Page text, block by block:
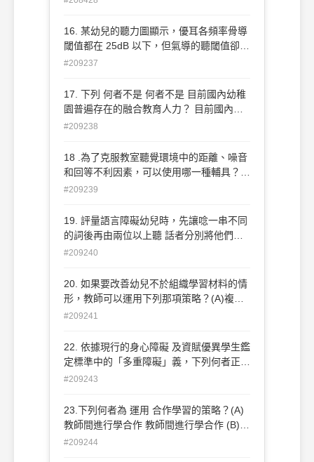
體適能訓練
16. 某幼兒的聽力圖顯示，優耳各頻率骨導
閾值都在 25dB 以下，但氣導的聽閾值卻都
達 45dB 左右，請問該幼兒最可能有何種類
音性聽覺障礙 (C) 混合性聽覺障礙 (D)非聽
覺障礙
#209237
17. 下列 何者不是 何者不是 目前國內幼稚
園普遍存在的融合教育人力？ 目前國內幼
稚園普遍存在的融合教育人力？ (A)普通班
班教師
#209238
18 .為了克服教室聽覺環境中的距離、噪音
和回等不利因素，可以使用哪一種輔具？
為了克服教室聽覺環境中的距離、噪音和回
位助聽器 (B)FM調頻系統 (C) 類比式助聽
器 (D)電腦語音溝通 板
#209239
19. 評量語言障礙幼兒時，先讓唸一串不同
的詞後再由兩位以上聽 話者分別將他們所
到的記下來，以測量聽話者所吸取正確訊息
韻覺識 (B)對話技巧 (C) 說話清晰度 (D)構
音錯誤類型
#209240
20. 如果要改善幼兒不於組織學習材料的情
形，教師可以運用下列那項策略？(A)複習
(B)增強 (C) 過度學習 (D)類聚法
#209241
22. 依據現行的身心障礙 及資賦優異學生鑑
定標準中的「多重障礙」義，下列何者正
確？(A)指兩種以上不具連帶關係且非源於
關係且非源於同一原因造成之障礙(B)指兩
種以上具有連帶關係但非源於同一原因造成
#209243
23.下列何者為 運用 合作學習的策略？(A)
教師間進行學合作 教師間進行學合作 (B)由
能力好的幼兒 教還不會由能力好的幼兒教
#209244